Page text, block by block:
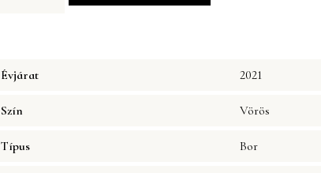
Évjárat 2021
Szín Vörös
Típus Bor